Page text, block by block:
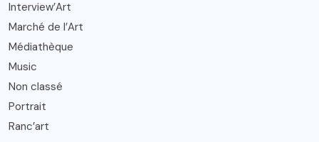
Interview’Art
Marché de l’Art
Médiathèque
Music
Non classé
Portrait
Ranc’art